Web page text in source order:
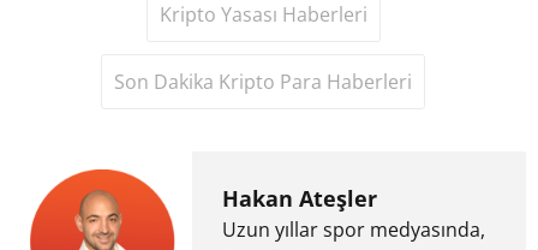
Kripto Yasası Haberleri
Son Dakika Kripto Para Haberleri
Hakan Ateşler
Uzun yıllar spor medyasında,